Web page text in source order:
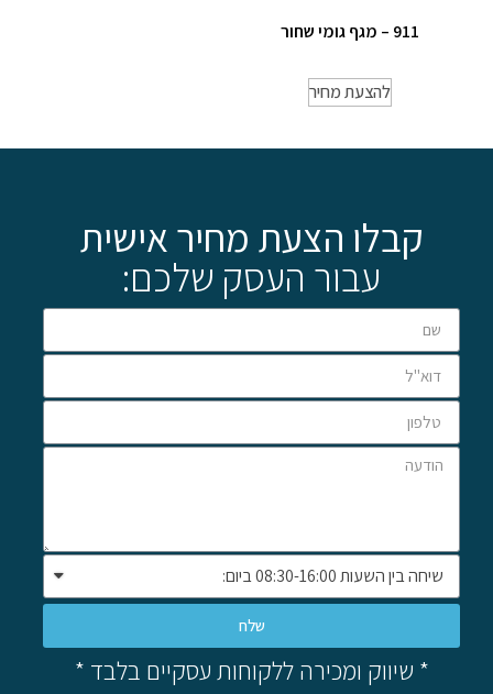
911 – מגף גומי שחור
להצעת מחיר
קבלו הצעת מחיר אישית
עבור העסק שלכם:
שלח
* שיווק ומכירה ללקוחות עסקיים בלבד *